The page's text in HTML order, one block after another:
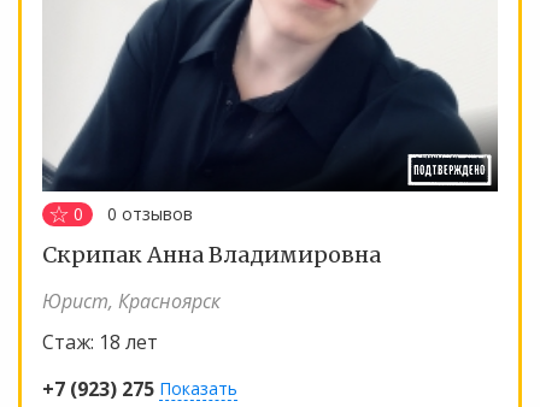
0 0 отзывов
Скрипак Анна Владимировна
Юрист, Красноярск
Стаж: 18 лет
+7 (923) 275 Показать